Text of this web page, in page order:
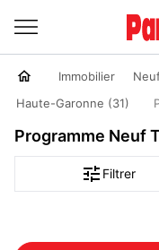
Immobilier
Haute-Garonne (31)
Programme Neuf
Filtrer